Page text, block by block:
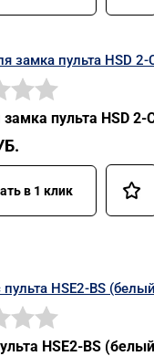
пульта HSD 2-
в 1 клик
HSE2-BS